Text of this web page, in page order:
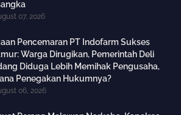
07, 2026
Pencemaran PT Indofarm Sukses
Warga Dirugikan, Pemerintah Deli
Diduga Lebih Memihak Pengusaha,
Penegakan Hukumnya?
06, 2026